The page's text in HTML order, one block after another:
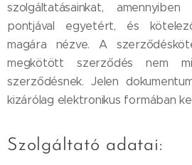
szolgáltatásainkat,
pontjával egyetért, és
magára nézve. A
megkötött szerződés nem
szerződésnek. Jelen
kizárólag elektronikus formában
Szolgáltató adatai: